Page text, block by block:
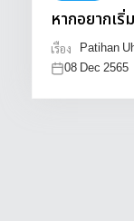
หากอยากเริ่
เรื่อง
Patihan
08 Dec 2565